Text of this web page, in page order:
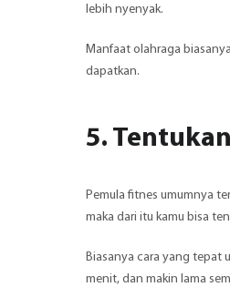
lebih nyenyak.
Manfaat olahraga
dapatkan.
5.
Pemula fitnes umumnya
maka dari itu kamu bisa
Biasanya cara yang tepat
menit, dan makin lama